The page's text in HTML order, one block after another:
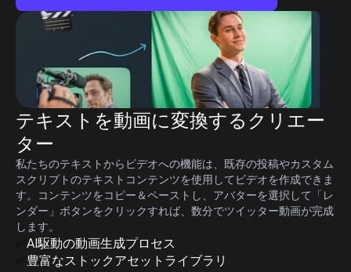
テキストを動画に変換するクリエー
ター
私たちのテキストからビデオへの機能は、既存の投稿やカスタム
スクリプトのテキストコンテンツを使用してビデオを作成できま
す。コンテンツをコピー＆ペーストし、アバターを選択して「レ
ンダー」ボタンをクリックすれば、数分でツイッター動画が完成
します。
AI駆動の動画生成プロセス
豊富なストックアセットライブラリ